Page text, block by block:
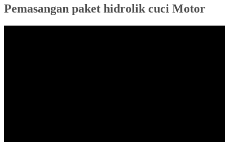
Pemasangan paket hidrolik cuci Motor